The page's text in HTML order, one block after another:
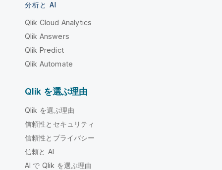
分析と AI
Qlik Cloud Analytics
Qlik Answers
Qlik Predict
Qlik Automate
Qlik を選ぶ理由
Qlik を選ぶ理由
信頼性とセキュリティ
信頼性とプライバシー
信頼と AI
AI で Qlik を選ぶ理由